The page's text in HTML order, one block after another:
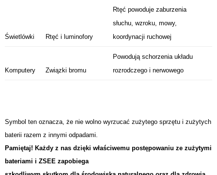
Świetlówki Rtęć i luminofory
Rtęć powoduje zaburzenia
słuchu, wzroku, mowy,
koordynacji ruchowej
Komputery Związki bromu
Powodują schorzenia układu
rozrodczego i nerwowego
Symbol ten oznacza, że nie wolno wyrzucać zużytego sprzętu i zużytych
baterii razem z innymi odpadami.
Pamiętaj! Każdy z nas dzięki właściwemu postępowaniu ze zużytymi
bateriami i ZSEE zapobiega